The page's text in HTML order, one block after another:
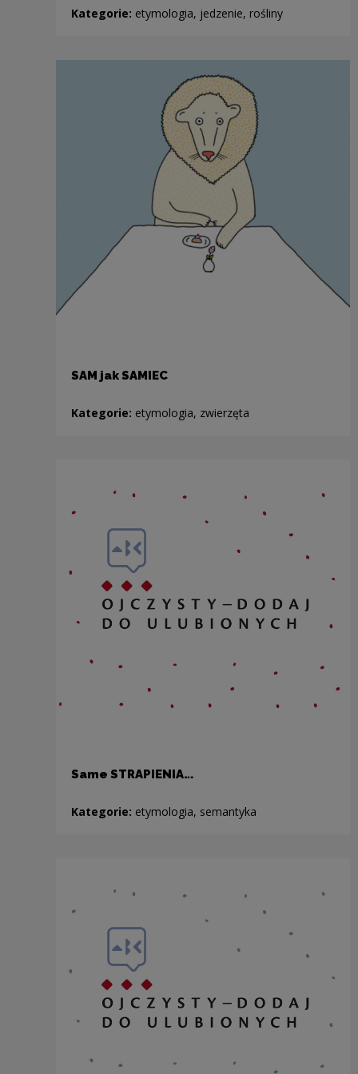
Kategorie: etymologia, jedzenie, rośliny
SAM jak SAMIEC
Kategorie: etymologia, zwierzęta
Same STRAPIENIA…
Kategorie: etymologia, semantyka